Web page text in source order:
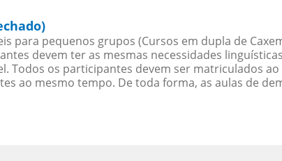
para pequenos grupos (Cursos em dupla de
devem ter as mesmas necessidades
Todos os participantes devem ser matriculados
ao mesmo tempo. De toda forma, as aulas de